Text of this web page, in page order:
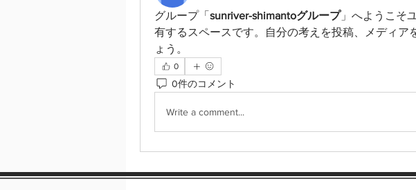
グループ「 sunriver-shimantoグループ」へようこそ
有するスペースです。自分の考えを投稿、メディア
ょう。
0
0件のコメント
Write a comment...